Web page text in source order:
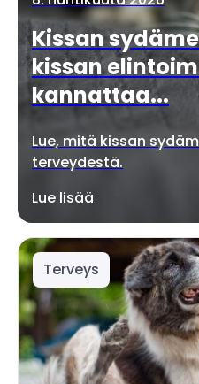
Kissan
kissan
kannattaa...
Lue, mitä kissan
terveydestä.
Lue lisää
Terveys